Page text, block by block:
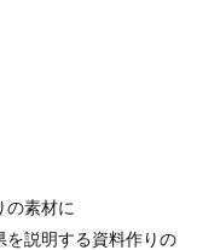
の素材に
を説明する資料作りの